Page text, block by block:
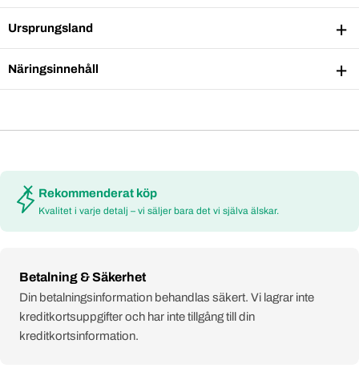
Ursprungsland
Näringsinnehåll
Rekommenderat köp
Kvalitet i varje detalj – vi säljer bara det vi själva älskar.
Betalning & Säkerhet
Payment
methods
Din betalningsinformation behandlas säkert. Vi lagrar inte
kreditkortsuppgifter och har inte tillgång till din
kreditkortsinformation.